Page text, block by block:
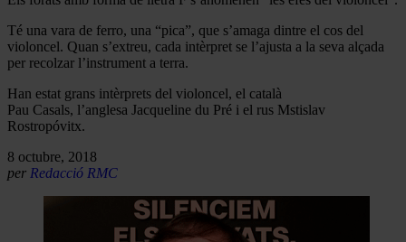
Té una vara de ferro, una “pica”, que s’amaga dintre el cos del
violoncel. Quan s’extreu, cada intèrpret se l’ajusta a la seva alçada
per recolzar l’instrument a terra.
Han estat grans intèrprets del violoncel, el català
Pau Casals, l’anglesa Jacqueline du Pré i el rus Mstislav
Rostropóvitx.
8 octubre, 2018
per Redacció RMC